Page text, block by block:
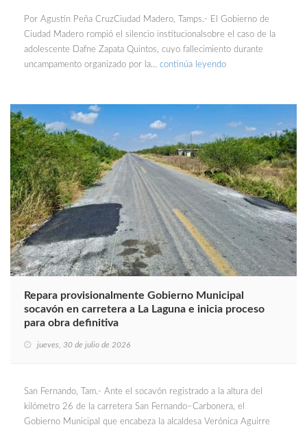
Por Agustín Peña CruzCiudad Madero, Tamps.- El Gobierno de
Ciudad Madero rompió el silencio institucionalsobre el caso de la
adolescente Dafne Zapata Quintos, cuyo fallecimiento durante
uncampamento organizado por la… continúa leyendo
Repara provisionalmente Gobierno Municipal
socavón en carretera a La Laguna e inicia proceso
para obra definitiva
jueves, 30 de julio de 2026
San Fernando, Tam.- Ante el socavón registrado a la altura del
kilómetro 26 de la carretera San Fernando–Carbonera, el
Gobierno Municipal que encabeza la alcaldesa Verónica Aguirre